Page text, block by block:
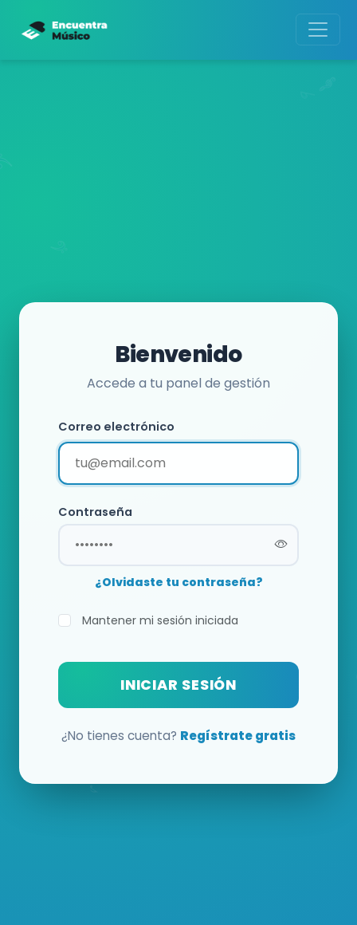
Bienvenido
Accede a tu panel de gestión
Correo electrónico
Contraseña
¿Olvidaste tu contraseña?
Mantener mi sesión iniciada
INICIAR SESIÓN
¿No tienes cuenta? Regístrate gratis